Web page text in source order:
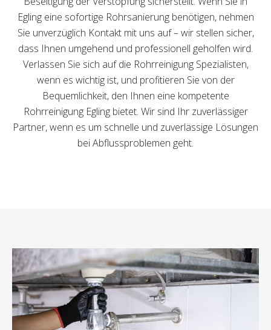
Egling eine sofortige Rohrsanierung benötigen, nehmen
Sie unverzüglich Kontakt mit uns auf – wir stellen sicher,
dass Ihnen umgehend und professionell geholfen wird.
Verlassen Sie sich auf die Rohrreinigung Spezialisten,
wenn es wichtig ist, und profitieren Sie von der
Bequemlichkeit, den Ihnen eine kompetente
Rohrreinigung Egling bietet. Wir sind Ihr zuverlässiger
Partner, wenn es um schnelle und zuverlässige Lösungen
bei Abflussproblemen geht.